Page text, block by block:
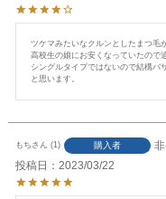
ツケマみたいなクルンとしたまつ毛
高校生の娘にお安くなっていたので
シングルタイプではないので結構バ
と思います。
もち 1 購入者
投稿日
2023/03/22